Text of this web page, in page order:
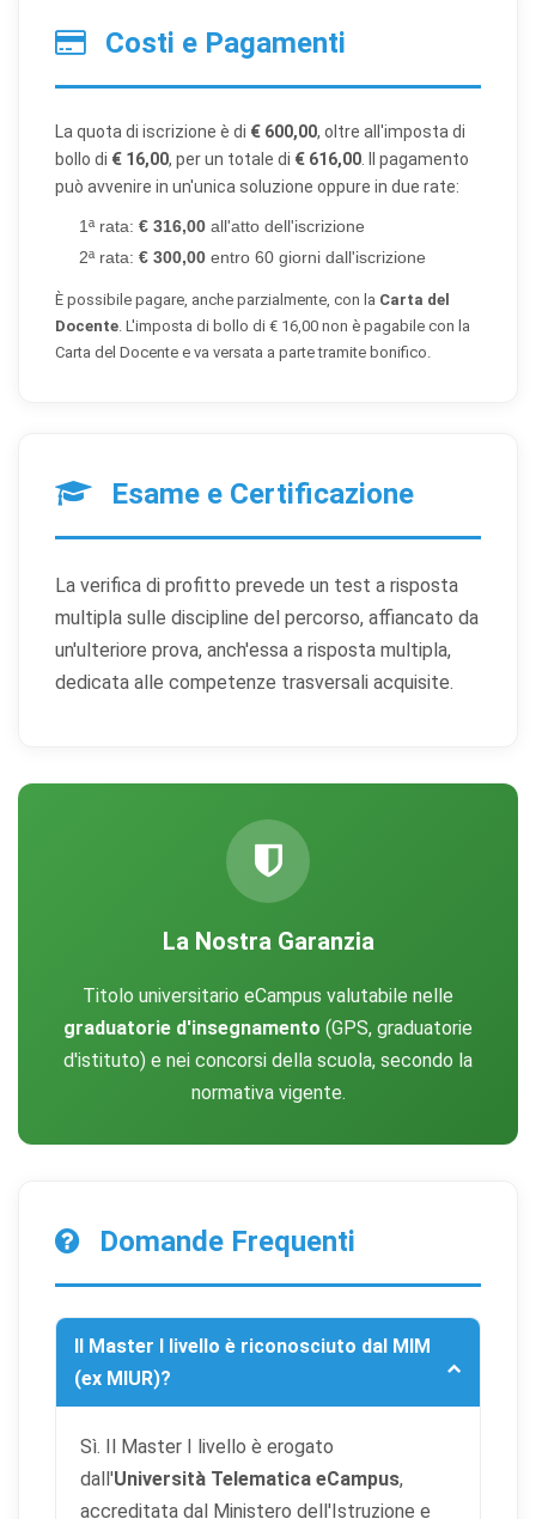
Costi e Pagamenti
La quota di iscrizione è di € 600,00, oltre all'imposta di
bollo di € 16,00, per un totale di € 616,00 . Il pagamento
può avvenire in un'unica soluzione oppure in due rate:
1ª rata: € 316,00 all'atto dell'iscrizione
2ª rata: € 300,00 entro 60 giorni dall'iscrizione
È possibile pagare, anche parzialmente, con la Carta del
Docente. L'imposta di bollo di € 16,00 non è pagabile con la
Carta del Docente e va versata a parte tramite bonifico.
Esame e Certificazione
La verifica di profitto prevede un test a risposta
multipla sulle discipline del percorso, affiancato da
un'ulteriore prova, anch'essa a risposta multipla,
dedicata alle competenze trasversali acquisite.
La Nostra Garanzia
Titolo universitario eCampus valutabile nelle
graduatorie d'insegnamento (GPS, graduatorie
d'istituto) e nei concorsi della scuola, secondo la
normativa vigente.
Domande Frequenti
Il Master I livello è riconosciuto dal MIM
(ex MIUR)?
Sì. Il Master I livello è erogato
dall'Università Telematica eCampus,
accreditata dal Ministero dell'Istruzione e
Preferenze cookie
necessari sono sempre attivi perché indispensabili al
funzionamento del sito.
Cookie necessari Sempre attivi
Indispensabili al funzionamento del sito (sessione,
sicurezza, preferenze tecniche). Senza di essi il sito
non può funzionare correttamente.
Cookie di preferenze
Aiutano a capire come gli utenti interagiscono con il
Cookie di marketing
siti web allo scopo di mostrare annunci pertinenti.